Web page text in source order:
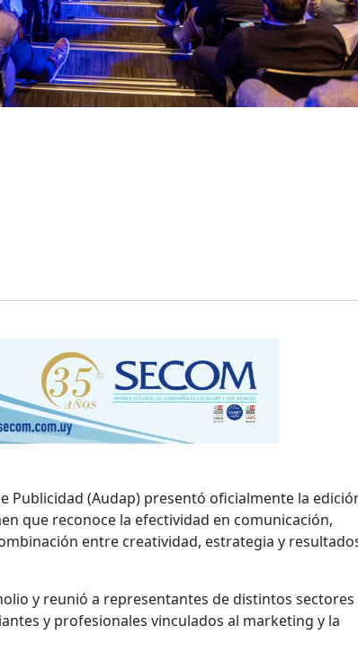
Publicidad (Audap) presentó oficialmente la
que reconoce la efectividad en comunicación,
entre creatividad, estrategia y
y reunió a representantes de distintos sectores
y profesionales vinculados al marketing y la